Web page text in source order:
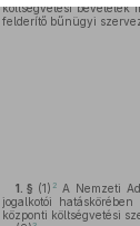
költségvetési bevételek
felderítő bűnügyi
1. § (1) 2 A Nemzeti
jogalkotói
központi költségvetési